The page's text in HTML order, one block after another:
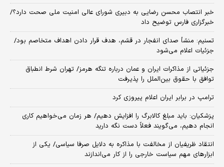
خبر انتصاب محسن رضایی به دبیری شورای عالی امنیت ملی صحت دارد؟/
خبرگزاری فارس توضیح داد
تسنیم: منشأ صدای انفجار در قشم، هدف قرار دادن اهداف متخاصم بود/
جزئیات اعلام می‌شود
جزئیاتی از مذاکرات ایران و عمان درباره تنگه هرمز/ تهران شرط انطباق
توافق با حقوق بین‌الملل را پذیرفت
ترامپ در برابر ایران اعلام پیروزی کرد
پزشکیان: باید مبلغ کالابرگ را افزایش دهیم/ هر زمان می‌خواهیم کاری
انجام دهیم، می‌گویند فعلاً دست نگه دارید
انتقاد ظریفیان از مخالفت با مذاکره به دلایل صرفا سیاسی/ یکی از
ابزارهای مهم سیاست خارجی را از کار می‌اندازند